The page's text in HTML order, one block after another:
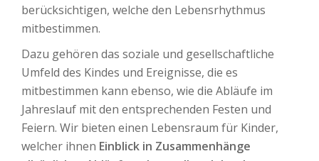
berücksichtigen, welche den Lebensrhythmus
mitbestimmen.
Dazu gehören das soziale und gesellschaftliche
Umfeld des Kindes und Ereignisse, die es
mitbestimmen kann ebenso, wie die Abläufe im
Jahreslauf mit den entsprechenden Festen und
Feiern. Wir bieten einen Lebensraum für Kinder,
welcher ihnen Einblick in Zusammenhänge